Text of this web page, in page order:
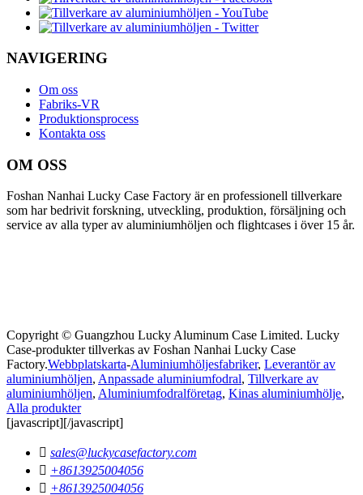
NAVIGERING
Om oss
Fabriks-VR
Produktionsprocess
Kontakta oss
OM OSS
Foshan Nanhai Lucky Case Factory är en professionell tillverkare
som har bedrivit forskning, utveckling, produktion, försäljning och
service av alla typer av aluminiumhöljen och flightcases i över 15 år.
Copyright © Guangzhou Lucky Aluminum Case Limited. Lucky
Case-produkter tillverkas av Foshan Nanhai Lucky Case
Factory.Webbplatskarta-Aluminiumhöljesfabriker, Leverantör av
aluminiumhöljen, Anpassade aluminiumfodral, Tillverkare av
aluminiumhöljen, Aluminiumfodralföretag, Kinas aluminiumhölje,
Alla produkter
[javascript][/javascript]
 sales@luckycasefactory.com
 +8613925004056
 +8613925004056